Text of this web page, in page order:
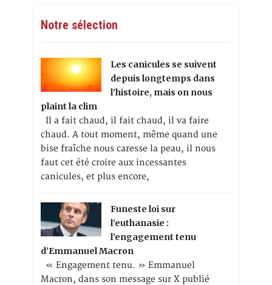
Notre sélection
Les canicules se suivent
depuis longtemps dans
l’histoire, mais on nous
plaint la clim
Il a fait chaud, il fait chaud, il va faire
chaud. A tout moment, même quand une
bise fraîche nous caresse la peau, il nous
faut cet été croire aux incessantes
canicules, et plus encore,
Funeste loi sur
l’euthanasie :
l’engagement tenu
d’Emmanuel Macron
« Engagement tenu. » Emmanuel
Macron, dans son message sur X publié